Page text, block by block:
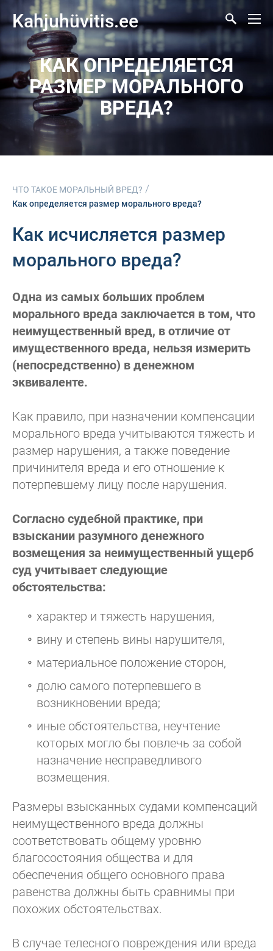
Kahjuhüvitis.ee
КАК ОПРЕДЕЛЯЕТСЯ
РАЗМЕР МОРАЛЬНОГО
ВРЕДА?
ЧТО ТАКОЕ МОРАЛЬНЫЙ ВРЕД? /
Как определяется размер морального вреда?
Как исчисляется размер
морального вреда?
Одна из самых больших проблем
морального вреда заключается в том, что
неимущественный вред, в отличие от
имущественного вреда, нельзя измерить
(непосредственно) в денежном
эквиваленте.
Как правило, при назначении компенсации
морального вреда учитываются тяжесть и
размер нарушения, а также поведение
причинителя вреда и его отношение к
потерпевшему лицу после нарушения.
Согласно судебной практике, при
взыскании разумного денежного
возмещения за неимущественный ущерб
суд учитывает следующие
обстоятельства:
характер и тяжесть нарушения,
вину и степень вины нарушителя,
материальное положение сторон,
долю самого потерпевшего в
возникновении вреда;
иные обстоятельства, неучтение
которых могло бы повлечь за собой
назначение несправедливого
возмещения.
Размеры взысканных судами компенсаций
неимущественного вреда должны
соответствовать общему уровню
благосостояния общества и для
обеспечения общего основного права
равенства должны быть сравнимы при
похожих обстоятельствах.
В случае телесного повреждения или вреда